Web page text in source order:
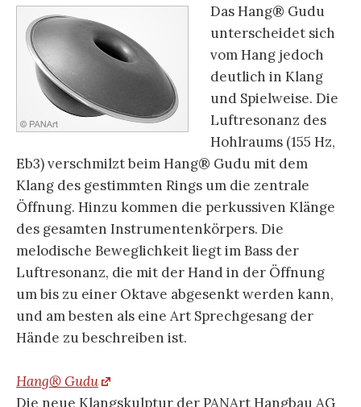
Das Hang® Gudu
unterscheidet sich
vom Hang jedoch
deutlich in Klang
und Spielweise. Die
Luftresonanz des
Hohlraums (155 Hz,
Eb3) verschmilzt beim Hang® Gudu mit dem
Klang des gestimmten Rings um die zentrale
Öffnung. Hinzu kommen die perkussiven Klänge
des gesamten Instrumentenkörpers. Die
melodische Beweglichkeit liegt im Bass der
Luftresonanz, die mit der Hand in der Öffnung
um bis zu einer Oktave abgesenkt werden kann,
und am besten als eine Art Sprechgesang der
Hände zu beschreiben ist.
Hang® Gudu
Die neue Klangskulptur der PANArt Hangbau AG